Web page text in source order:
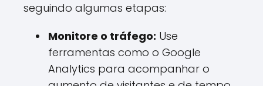
seguindo algumas etapas:
Monitore o tráfego: Use
ferramentas como o Google
Analytics para acompanhar o